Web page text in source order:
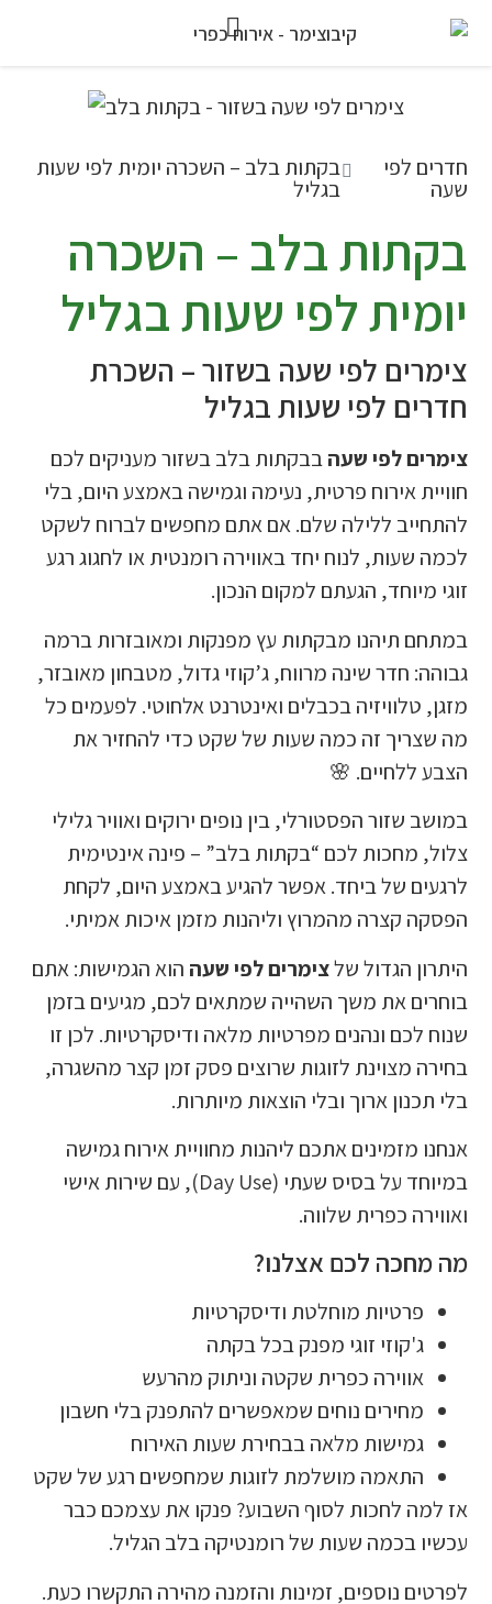
חדרים לפי
שעה
בקתות בלב – השכרה יומית לפי שעות
בגליל
בקתות בלב – השכרה
יומית לפי שעות בגליל
צימרים לפי שעה בשזור – השכרת
חדרים לפי שעות בגליל
צימרים לפי שעהבבקתות בלב בשזור מעניקים לכם
חוויית אירוח פרטית, נעימה וגמישה באמצע היום, בלי
להתחייב ללילה שלם. אם אתם מחפשים לברוח לשקט
לכמה שעות, לנוח יחד באווירה רומנטית או לחגוג רגע
זוגי מיוחד, הגעתם למקום הנכון.
במתחם תיהנו מבקתות עץ מפנקות ומאובזרות ברמה
גבוהה: חדר שינה מרווח, ג’קוזי גדול, מטבחון מאובזר,
מזגן, טלוויזיה בכבלים ואינטרנט אלחוטי. לפעמים כל
מה שצריך זה כמה שעות של שקט כדי להחזיר את
הצבע ללחיים. 🌸
במושב שזור הפסטורלי, בין נופים ירוקים ואוויר גלילי
צלול, מחכות לכם “בקתות בלב” – פינה אינטימית
לרגעים של ביחד. אפשר להגיע באמצע היום, לקחת
הפסקה קצרה מהמרוץ וליהנות מזמן איכות אמיתי.
היתרון הגדול שלצימרים לפי שעה הוא הגמישות: אתם
בוחרים את משך השהייה שמתאים לכם, מגיעים בזמן
שנוח לכם ונהנים מפרטיות מלאה ודיסקרטיות. לכן זו
בחירה מצוינת לזוגות שרוצים פסק זמן קצר מהשגרה,
בלי תכנון ארוך ובלי הוצאות מיותרות.
אנחנו מזמינים אתכם ליהנות מחוויית אירוח גמישה
במיוחד על בסיס שעתי (Day Use), עם שירות אישי
ואווירה כפרית שלווה.
מה מחכה לכם אצלנו?
פרטיות מוחלטת ודיסקרטיות
ג'קוזי זוגי מפנק בכל בקתה
אווירה כפרית שקטה וניתוק מהרעש
מחירים נוחים שמאפשרים להתפנק בלי חשבון
גמישות מלאה בבחירת שעות האירוח
התאמה מושלמת לזוגות שמחפשים רגע של שקט
אז למה לחכות לסוף השבוע? פנקו את עצמכם כבר
עכשיו בכמה שעות של רומנטיקה בלב הגליל.
לפרטים נוספים, זמינות והזמנה מהירה התקשרו כעת.